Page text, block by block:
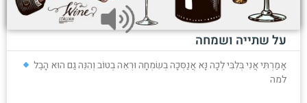
על שתייה ושמחה
אָמַרְתִּי אֲנִי בְּלִבִּי לְכָה נָּא אֲנַסְּכָה בְשִׂמְחָה וּרְאֵה בְטוֹב וְהִנֵּה גַם הוּא הָבֶל
למה